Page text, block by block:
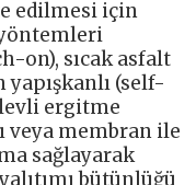
edilmesi için
on), sıcak asfalt
yapışkanlı (self-
ergitme
veya membran ile
sağlayarak
bütünlüğü